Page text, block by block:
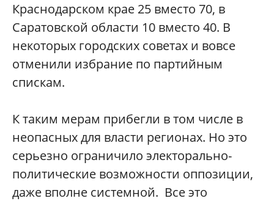
Краснодарском крае 25 вместо 70, в
Саратовской области 10 вместо 40. В
некоторых городских советах и вовсе
отменили избрание по партийным
спискам.
К таким мерам прибегли в том числе в
неопасных для власти регионах. Но это
серьезно ограничило электорально-
политические возможности оппозиции,
даже вполне системной. Все это